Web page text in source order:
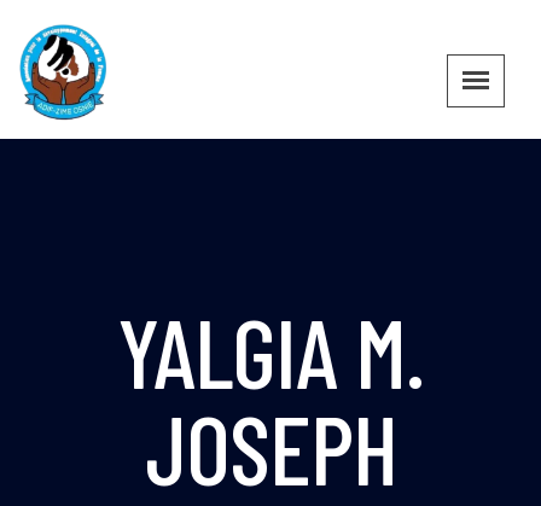
YALGIA M.
JOSEPH